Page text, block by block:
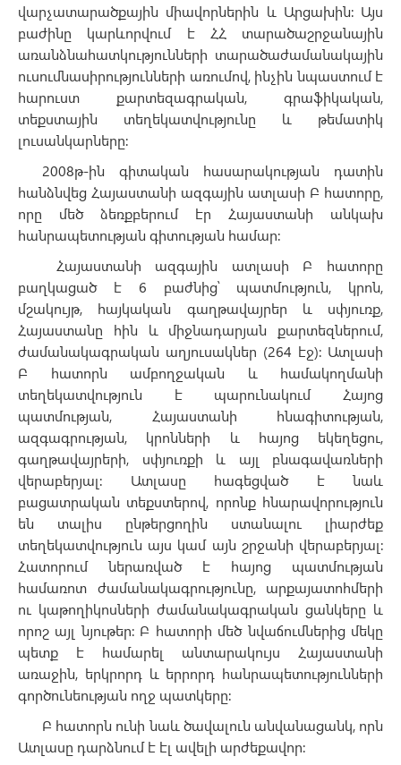
վարչատարածքային միավորներին և Արցախին: Այս
բաժինը կարևորվում է ՀՀ տարածաշրջանային
առանձնահատկությունների տարածաժամանակային
ուսումնասիրությունների առումով, ինչին նպաստում է
հարուստ քարտեզագրական, գրաֆիկական,
տեքստային տեղեկատվությունը և թեմատիկ
լուսանկարները:
2008թ-ին գիտական հասարակության դատին
հանձնվեց Հայաստանի ազգային ատլասի Բ հատորը,
որը մեծ ձեռքբերում էր Հայաստանի անկախ
հանրապետության գիտության համար:
Հայաստանի ազգային ատլասի Բ հատորը
բաղկացած է 6 բաժնից՝ պատմություն, կրոն,
մշակույթ, հայկական գաղթավայրեր և սփյուռք,
Հայաստանը հին և միջնադարյան քարտեզներում,
ժամանակագրական աղյուսակներ (264 էջ): Ատլասի
Բ հատորն ամբողջական և համակողմանի
տեղեկատվություն է պարունակում Հայոց
պատմության, Հայաստանի հնագիտության,
ազգագրության, կրոնների և հայոց եկեղեցու,
գաղթավայրերի, սփյուռքի և այլ բնագավառների
վերաբերյալ: Ատլասը հագեցված է նաև
բացատրական տեքստերով, որոնք հնարավորություն
են տալիս ընթերցողին ստանալու լիարժեք
տեղեկատվություն այս կամ այն շրջանի վերաբերյալ:
Հատորում ներառված է հայոց պատմության
համառոտ ժամանակագրությունը, արքայատոհմերի
ու կաթողիկոսների ժամանակագրական ցանկերը և
որոշ այլ նյութեր: Բ հատորի մեծ նվաճումներից մեկը
պետք է համարել անտարակույս Հայաստանի
առաջին, երկրորդ և երրորդ հանրապետությունների
գործունեության ողջ պատկերը:
Բ հատորն ունի նաև ծավալուն անվանացանկ, որն
Ատլասը դարձնում է էլ ավելի արժեքավոր: